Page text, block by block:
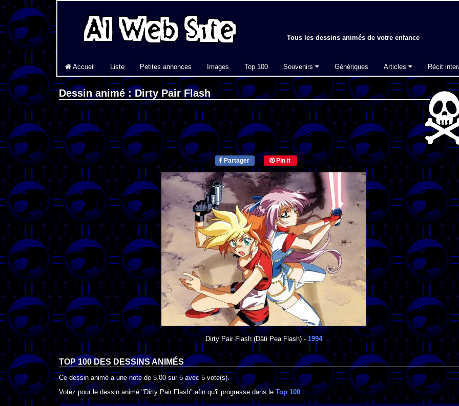
Tous les dessins animés de votre enfance
Accueil Liste Petites annonces Images Top 100 Souvenirs Génériques Articles Récit
Dessin animé : Dirty Pair Flash
Partager Pin it
Dirty Pair Flash(Dāti Pea Flash) -1994
TOP 100 DES DESSINS ANIMÉS
Ce dessin animé a une note de 5.00sur5 avec 5 vote(s).
Votez pour le dessin animé "Dirty Pair Flash" afin qu'il progresse dans le Top 100: